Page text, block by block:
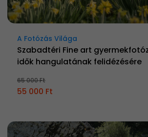
A Fotózás Világa
Szabadtéri Fine art
idők hangulatának felidézésére
65 000 Ft
55 000 Ft